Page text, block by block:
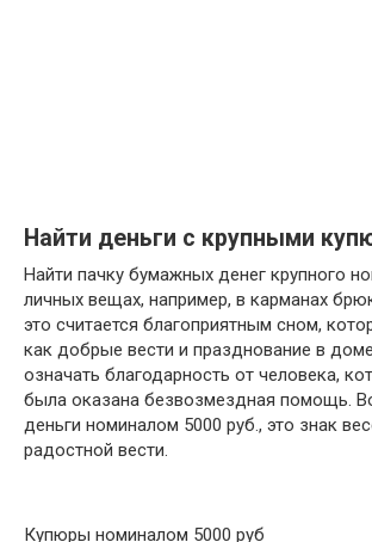
Найти деньги с крупными
Найти пачку бумажных денег крупного
личных вещах, например, в карманах
это считается благоприятным сном,
как добрые вести и празднование в
означать благодарность от человека,
была оказана безвозмездная помощь.
деньги номиналом 5000 руб., это знак
радостной вести.
Купюры номиналом 5000 руб